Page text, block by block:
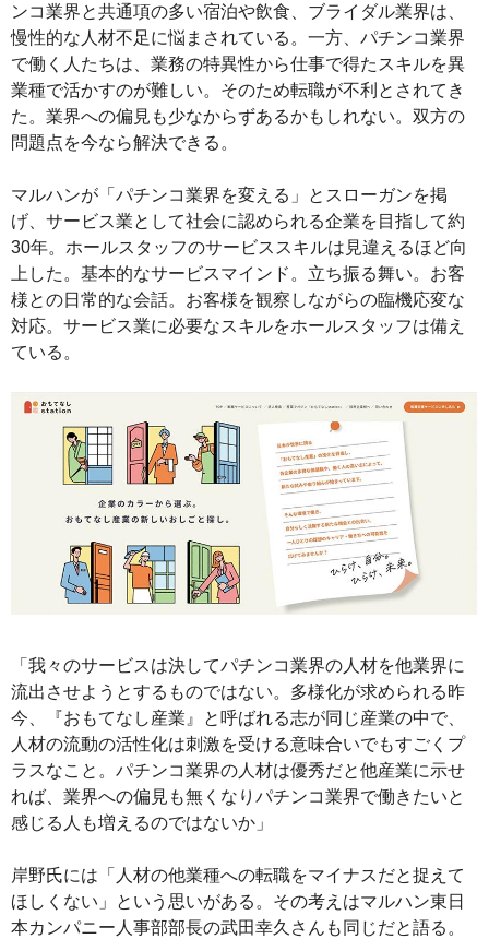
ンコ業界と共通項の多い宿泊や飲食、ブライダル業界は、
慢性的な人材不足に悩まされている。一方、パチンコ業界
で働く人たちは、業務の特異性から仕事で得たスキルを異
業種で活かすのが難しい。そのため転職が不利とされてき
た。業界への偏見も少なからずあるかもしれない。双方の
問題点を今なら解決できる。
マルハンが「パチンコ業界を変える」とスローガンを掲
げ、サービス業として社会に認められる企業を目指して約
30年。ホールスタッフのサービススキルは見違えるほど向
上した。基本的なサービスマインド。立ち振る舞い。お客
様との日常的な会話。お客様を観察しながらの臨機応変な
対応。サービス業に必要なスキルをホールスタッフは備え
ている。
「我々のサービスは決してパチンコ業界の人材を他業界に
流出させようとするものではない。多様化が求められる昨
今、『おもてなし産業』と呼ばれる志が同じ産業の中で、
人材の流動の活性化は刺激を受ける意味合いでもすごくプ
ラスなこと。パチンコ業界の人材は優秀だと他産業に示せ
れば、業界への偏見も無くなりパチンコ業界で働きたいと
感じる人も増えるのではないか」
岸野氏には「人材の他業種への転職をマイナスだと捉えて
ほしくない」という思いがある。その考えはマルハン東日
本カンパニー人事部部長の武田幸久さんも同じだと語る。